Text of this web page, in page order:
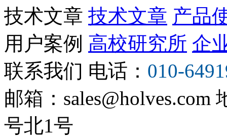
技术文章 技术文章 产品
用户案例 高校研究所 企
联系我们 电话： 010-
邮箱：sales@holves.com
号北1号